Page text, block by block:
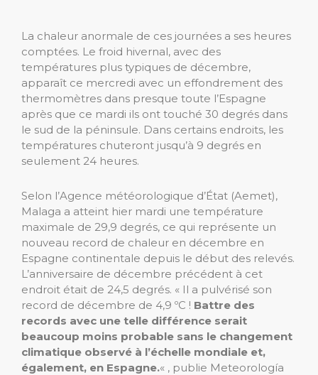
La chaleur anormale de ces journées a ses heures
comptées. Le froid hivernal, avec des
températures plus typiques de décembre,
apparaît ce mercredi avec un effondrement des
thermomètres dans presque toute l’Espagne
après que ce mardi ils ont touché 30 degrés dans
le sud de la péninsule. Dans certains endroits, les
températures chuteront jusqu’à 9 degrés en
seulement 24 heures.
Selon l’Agence météorologique d’État (Aemet),
Malaga a atteint hier mardi une température
maximale de 29,9 degrés, ce qui représente un
nouveau record de chaleur en décembre en
Espagne continentale depuis le début des relevés.
L’anniversaire de décembre précédent à cet
endroit était de 24,5 degrés. « Il a pulvérisé son
record de décembre de 4,9 ºC ! Battre des
records avec une telle différence serait
beaucoup moins probable sans le changement
climatique observé à l’échelle mondiale et,
également, en Espagne.« , publie Meteorología